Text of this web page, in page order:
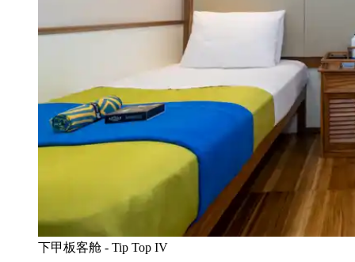
下甲板客舱 - Tip Top IV